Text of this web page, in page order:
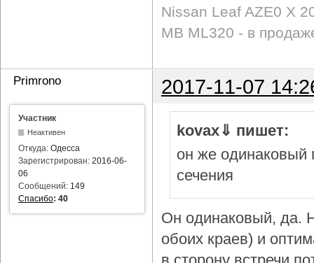
Nissan Leaf AZE0 X
MB ML320 - в
Primrono 2017-11-07
Участник
Неактивен
Откуда: Одесса
Зарегистрирован: 2016-06-
06
Сообщений: 149
Спасибо: 40
kovax⇓ пишет:
он же одинаковый
сечения
Он одинаковый, да.
обоих краев) и